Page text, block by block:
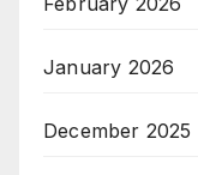
January 2026
December 2025